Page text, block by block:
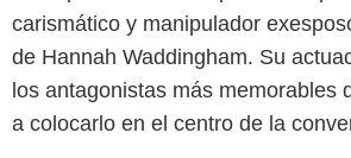
carismático y manipulador
de Hannah Waddingham. Su
los antagonistas más memorables
a colocarlo en el centro de la